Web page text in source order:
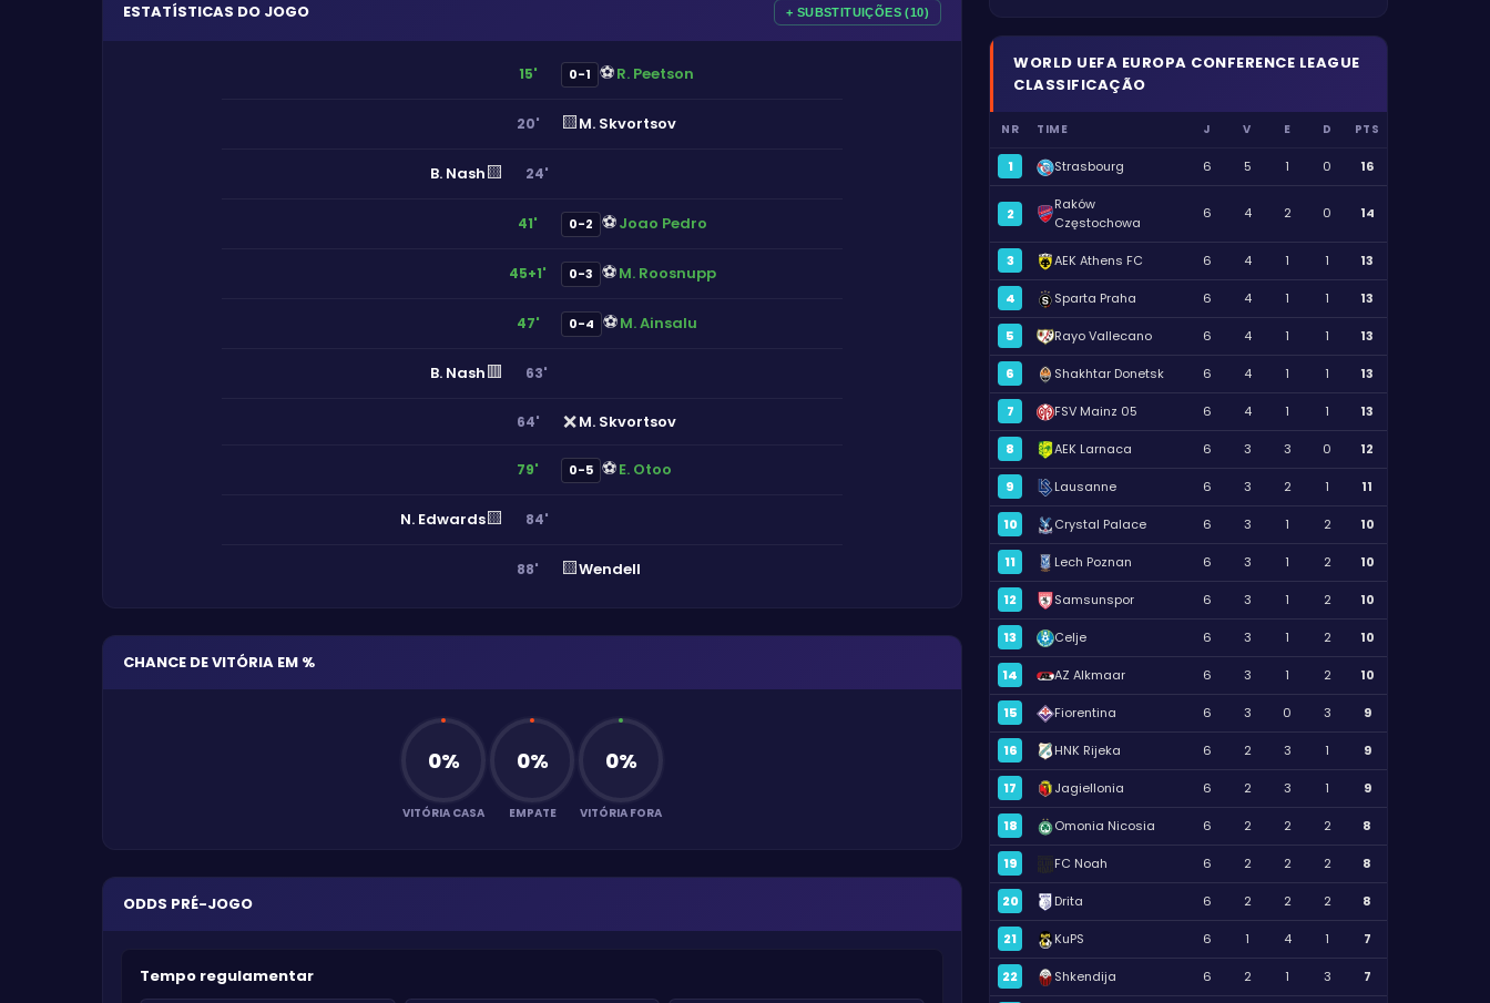
ESTATÍSTICAS DO JOGO + SUBSTITUIÇÕES (10)
15' 0-1 ⚽R. Peetson
20' 🟨M. Skvortsov
B. Nash🟨 24'
41' 0-2 ⚽Joao Pedro
45+1' 0-3 ⚽M. Roosnupp
47' 0-4 ⚽M. Ainsalu
B. Nash🟥 63'
64' ❌M. Skvortsov
79' 0-5 ⚽E. Otoo
N. Edwards🟨 84'
88' 🟨Wendell
CHANCE DE VITÓRIA EM %
0%
VITÓRIA CASA
0%
EMPATE
0%
VITÓRIA FORA
ODDS PRÉ-JOGO
Tempo regulamentar
WORLD UEFA EUROPA CONFERENCE LEAGUE
CLASSIFICAÇÃO
NR TIME J V E D PTS
1 Strasbourg 6 5 1 0 16
2
Raków
Częstochowa
6 4 2 0 14
3 AEK Athens FC 6 4 1 1 13
4 Sparta Praha 6 4 1 1 13
5 Rayo Vallecano 6 4 1 1 13
6 Shakhtar Donetsk 6 4 1 1 13
7 FSV Mainz 05 6 4 1 1 13
8 AEK Larnaca 6 3 3 0 12
9 Lausanne 6 3 2 1 11
10 Crystal Palace 6 3 1 2 10
11 Lech Poznan 6 3 1 2 10
12 Samsunspor 6 3 1 2 10
13 Celje 6 3 1 2 10
14 AZ Alkmaar 6 3 1 2 10
15 Fiorentina 6 3 0 3 9
16 HNK Rijeka 6 2 3 1 9
17 Jagiellonia 6 2 3 1 9
18 Omonia Nicosia 6 2 2 2 8
19 FC Noah 6 2 2 2 8
20 Drita 6 2 2 2 8
21 KuPS 6 1 4 1 7
22 Shkendija 6 2 1 3 7